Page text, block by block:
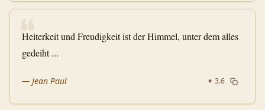
❝
Heiterkeit und Freudigkeit ist der Himmel, unter dem alles
gedeiht ...
— Jean Paul ✦ 3.6